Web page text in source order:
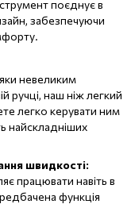
поєднує в
забезпечуючи
невеликим
ручці, наш ніж легкий
легко керувати ним
найскладніших
швидкості:
працювати навіть в
функція